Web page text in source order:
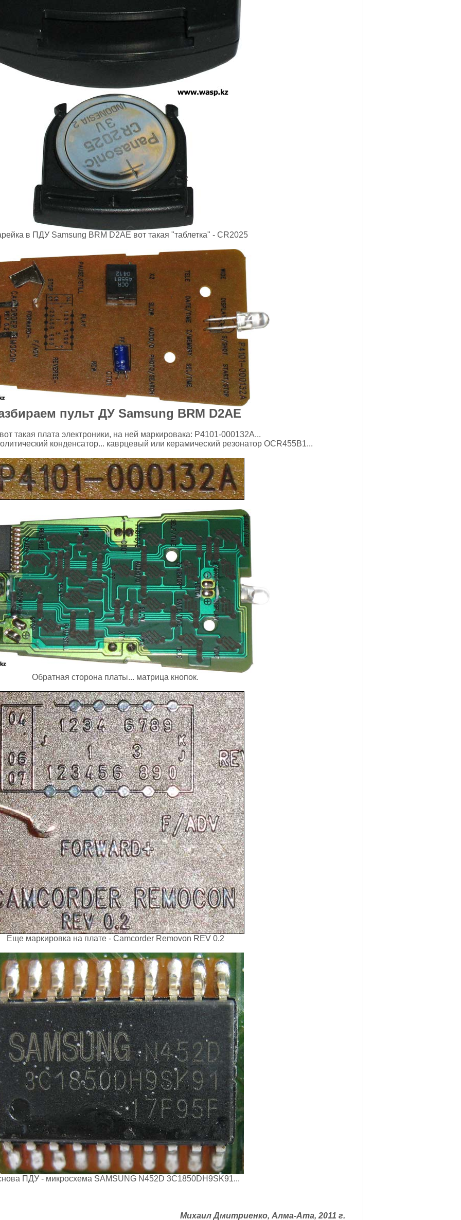
в ПДУ Samsung BRM D2AE вот такая "таблетка" - CR2025
пульт ДУ Samsung BRM D2AE
такая плата электроники, на ней маркировака: P4101-000132A...
конденсатор... каврцевый или керамический резонатор OCR455B1...
Обратная сторона платы... матрица кнопок.
Еще маркировка на плате - Camcorder Removon REV 0.2
ПДУ - микросхема SAMSUNG N452D 3C1850DH9SK91...
Михаил Дмитриенко, Алма-Ата, 2011 г.